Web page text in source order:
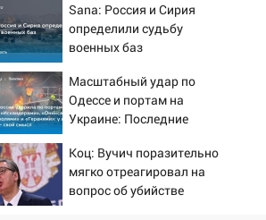
тысяч заявлений
15:04
Фоторепортаж с улиц
после шторма: поваленные
затопленные улицы
14:28
Ураган вырвал
Деева в Заволжье
14:26
Жители Ульяновска
пытаются расчистить
дождавшись
Sana: Россия и Сирия
определили судьбу
военных баз
Масштабный удар по
Одессе и портам на
Украине: Последние
ударах России 9 августа
2026 года
Коц: Вучич поразительно
мягко отреагировал на
вопрос об убийстве